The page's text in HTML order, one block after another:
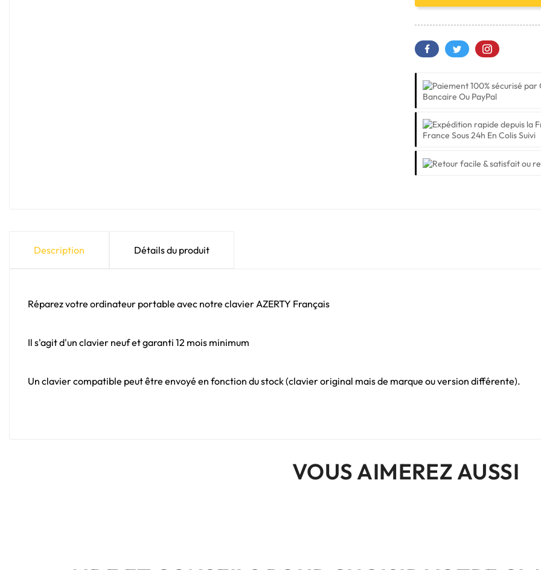
Bancaire Ou PayPal
France Sous 24h En Colis Suivi
Description Détails du produit
Réparez votre ordinateur portable avec notre clavier AZERTY Français
Il s'agit d'un clavier neuf et garanti 12 mois minimum
Un clavier compatible peut être envoyé en fonction du stock (clavier original mais de marque ou version différente).
VOUS AIMEREZ AUSSI